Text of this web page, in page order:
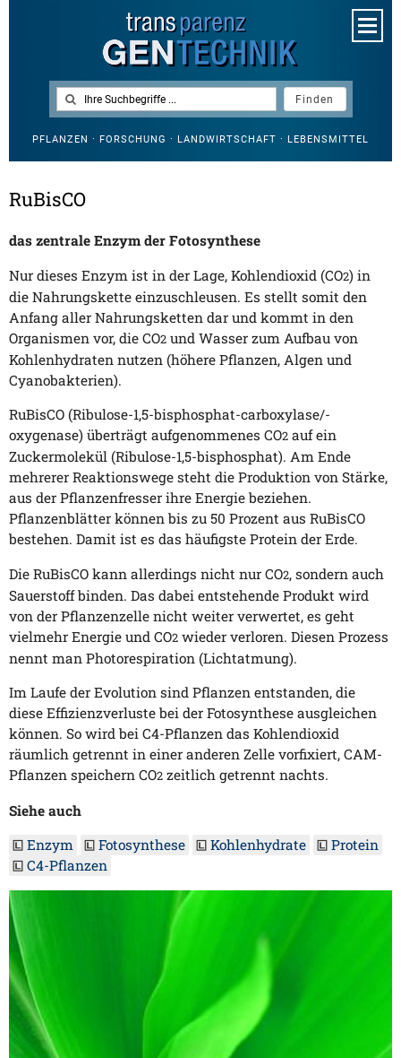
PFLANZEN · FORSCHUNG · LANDWIRTSCHAFT · LEBENSMITTEL
RuBisCO
das zentrale Enzym der Fotosynthese
Nur dieses Enzym ist in der Lage, Kohlendioxid (CO2) in
die Nahrungskette einzuschleusen. Es stellt somit den
Anfang aller Nahrungsketten dar und kommt in den
Organismen vor, die CO2 und Wasser zum Aufbau von
Kohlenhydraten nutzen (höhere Pflanzen, Algen und
Cyanobakterien).
RuBisCO (Ribulose-1,5-bisphosphat-carboxylase/-
oxygenase) überträgt aufgenommenes CO2 auf ein
Zuckermolekül (Ribulose-1,5-bisphosphat). Am Ende
mehrerer Reaktionswege steht die Produktion von Stärke,
aus der Pflanzenfresser ihre Energie beziehen.
Pflanzenblätter können bis zu 50 Prozent aus RuBisCO
bestehen. Damit ist es das häufigste Protein der Erde.
Die RuBisCO kann allerdings nicht nur CO2, sondern auch
Sauerstoff binden. Das dabei entstehende Produkt wird
von der Pflanzenzelle nicht weiter verwertet, es geht
vielmehr Energie und CO2 wieder verloren. Diesen Prozess
nennt man Photorespiration (Lichtatmung).
Im Laufe der Evolution sind Pflanzen entstanden, die
diese Effizienzverluste bei der Fotosynthese ausgleichen
können. So wird bei C4-Pflanzen das Kohlendioxid
räumlich getrennt in einer anderen Zelle vorfixiert, CAM-
Pflanzen speichern CO2 zeitlich getrennt nachts.
Siehe auch
Enzym
Fotosynthese Kohlenhydrate
Protein
C4-Pflanzen